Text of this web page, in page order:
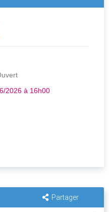
2026 à 16h00
Partager